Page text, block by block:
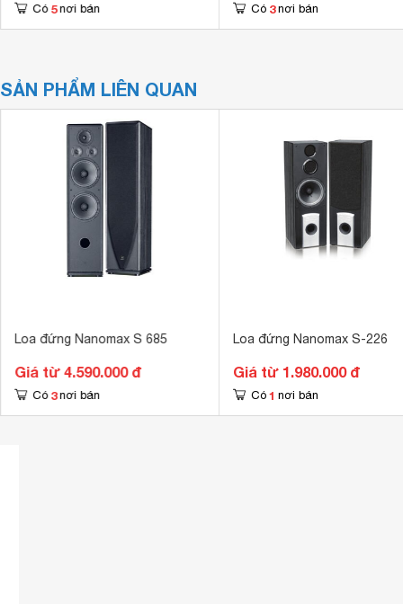
Có 5 nơi bán Có 3 nơi bán
SẢN PHẨM LIÊN QUAN
Loa đứng Nanomax S 685
Giá từ 4.590.000 đ
Có 3 nơi bán
Loa đứng Nanomax S-226
Giá từ 1.980.000 đ
Có 1 nơi bán